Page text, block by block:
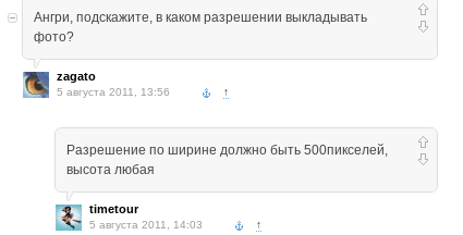
Ангри, подскажите, в каком разрешении выкладывать
фото?
zagato
5 августа 2011, 13:56 ↑
Разрешение по ширине должно быть 500пикселей,
высота любая
timetour
5 августа 2011, 14:03 ↑